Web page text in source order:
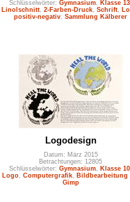
Schlüsselwörter: Gymnasium
Klasse 13
Linolschnitt, 2-Farben-Druck, Schrift,
positiv-negativ Sammlung Kälberer
Logodesign
Datum: März 2015
Betrachtungen: 12805
Schlüsselwörter: Gymnasium
Klasse 10
Logo, Computergrafik,
Bildbearbeitung
Gimp